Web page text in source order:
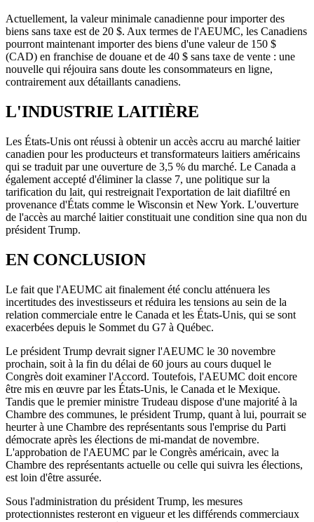
Actuellement, la valeur minimale canadienne pour importer des
biens sans taxe est de 20 $. Aux termes de l'AEUMC, les Canadiens
pourront maintenant importer des biens d'une valeur de 150 $
(CAD) en franchise de douane et de 40 $ sans taxe de vente : une
nouvelle qui réjouira sans doute les consommateurs en ligne,
contrairement aux détaillants canadiens.
L'INDUSTRIE LAITIÈRE
Les États-Unis ont réussi à obtenir un accès accru au marché laitier
canadien pour les producteurs et transformateurs laitiers américains
qui se traduit par une ouverture de 3,5 % du marché. Le Canada a
également accepté d'éliminer la classe 7, une politique sur la
tarification du lait, qui restreignait l'exportation de lait diafiltré en
provenance d'États comme le Wisconsin et New York. L'ouverture
de l'accès au marché laitier constituait une condition sine qua non du
président Trump.
EN CONCLUSION
Le fait que l'AEUMC ait finalement été conclu atténuera les
incertitudes des investisseurs et réduira les tensions au sein de la
relation commerciale entre le Canada et les États-Unis, qui se sont
exacerbées depuis le Sommet du G7 à Québec.
Le président Trump devrait signer l'AEUMC le 30 novembre
prochain, soit à la fin du délai de 60 jours au cours duquel le
Congrès doit examiner l'Accord. Toutefois, l'AEUMC doit encore
être mis en œuvre par les États-Unis, le Canada et le Mexique.
Tandis que le premier ministre Trudeau dispose d'une majorité à la
Chambre des communes, le président Trump, quant à lui, pourrait se
heurter à une Chambre des représentants sous l'emprise du Parti
démocrate après les élections de mi-mandat de novembre.
L'approbation de l'AEUMC par le Congrès américain, avec la
Chambre des représentants actuelle ou celle qui suivra les élections,
est loin d'être assurée.
Sous l'administration du président Trump, les mesures
protectionnistes resteront en vigueur et les différends commerciaux